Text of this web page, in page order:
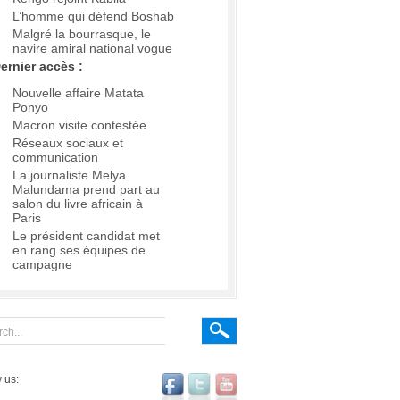
L’homme qui défend Boshab
Malgré la bourrasque, le
navire amiral national vogue
accès :
Nouvelle affaire Matata
Ponyo
Macron visite contestée
Réseaux sociaux et
communication
La journaliste Melya
Malundama prend part au
salon du livre africain à
Paris
Le président candidat met
en rang ses équipes de
campagne
us: